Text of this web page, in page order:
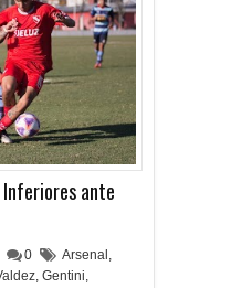
Inferiores ante
0 Arsenal ,
, Gentini,